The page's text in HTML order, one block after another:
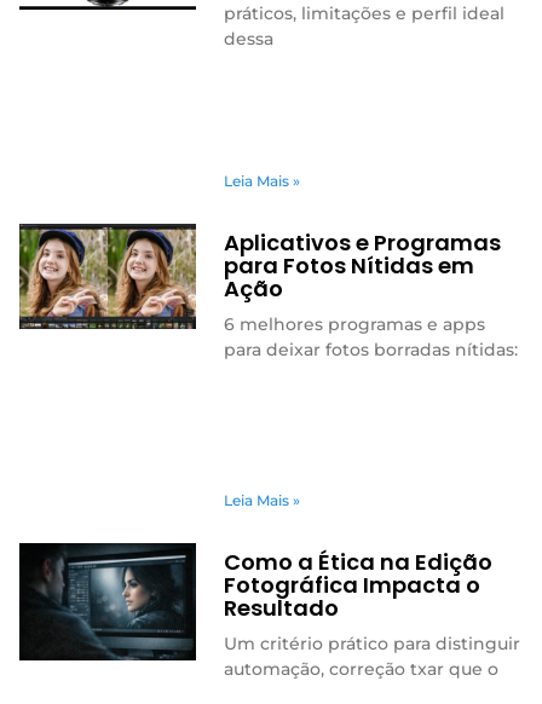
práticos, limitações e perfil ideal
dessa
Leia Mais »
Aplicativos e Programas
para Fotos Nítidas em
Ação
6 melhores programas e apps
para deixar fotos borradas nítidas:
Leia Mais »
Como a Ética na Edição
Fotográfica Impacta o
Resultado
Um critério prático para distinguir
automação, correção txar que o